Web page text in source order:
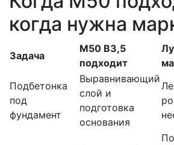
когда нужна
Задача
М50 В3,5
подходит
Подбетонка
под
фундамент
Выравнивающий
слой и
подготовка
основания